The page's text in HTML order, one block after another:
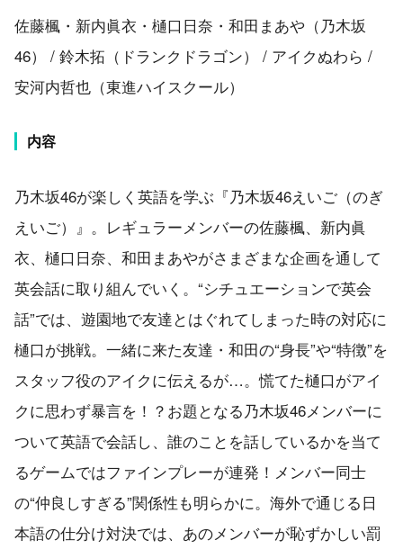
佐藤楓・新内眞衣・樋口日奈・和田まあや（乃木坂
46） / 鈴木拓（ドランクドラゴン） / アイクぬわら /
安河内哲也（東進ハイスクール）
内容
乃木坂46が楽しく英語を学ぶ『乃木坂46えいご（のぎ
えいご）』。レギュラーメンバーの佐藤楓、新内眞
衣、樋口日奈、和田まあやがさまざまな企画を通して
英会話に取り組んでいく。“シチュエーションで英会
話”では、遊園地で友達とはぐれてしまった時の対応に
樋口が挑戦。一緒に来た友達・和田の“身長”や“特徴”を
スタッフ役のアイクに伝えるが…。慌てた樋口がアイ
クに思わず暴言を！？お題となる乃木坂46メンバーに
ついて英語で会話し、誰のことを話しているかを当て
るゲームではファインプレーが連発！メンバー同士
の“仲良しすぎる”関係性も明らかに。海外で通じる日
本語の仕分け対決では、あのメンバーが恥ずかしい罰